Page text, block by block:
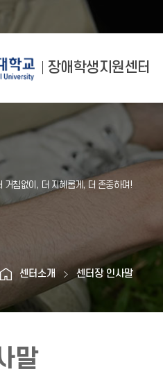
장애학생지원센터
센터소개 센터장 인사말
말